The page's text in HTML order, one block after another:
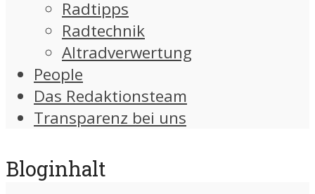
Radtipps
Radtechnik
Altradverwertung
People
Das Redaktionsteam
Transparenz bei uns
Bloginhalt